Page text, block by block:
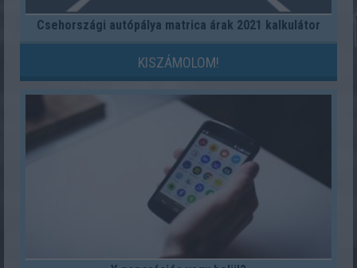
Csehországi autópálya matrica árak 2021 kalkulátor
KISZÁMOLOM!